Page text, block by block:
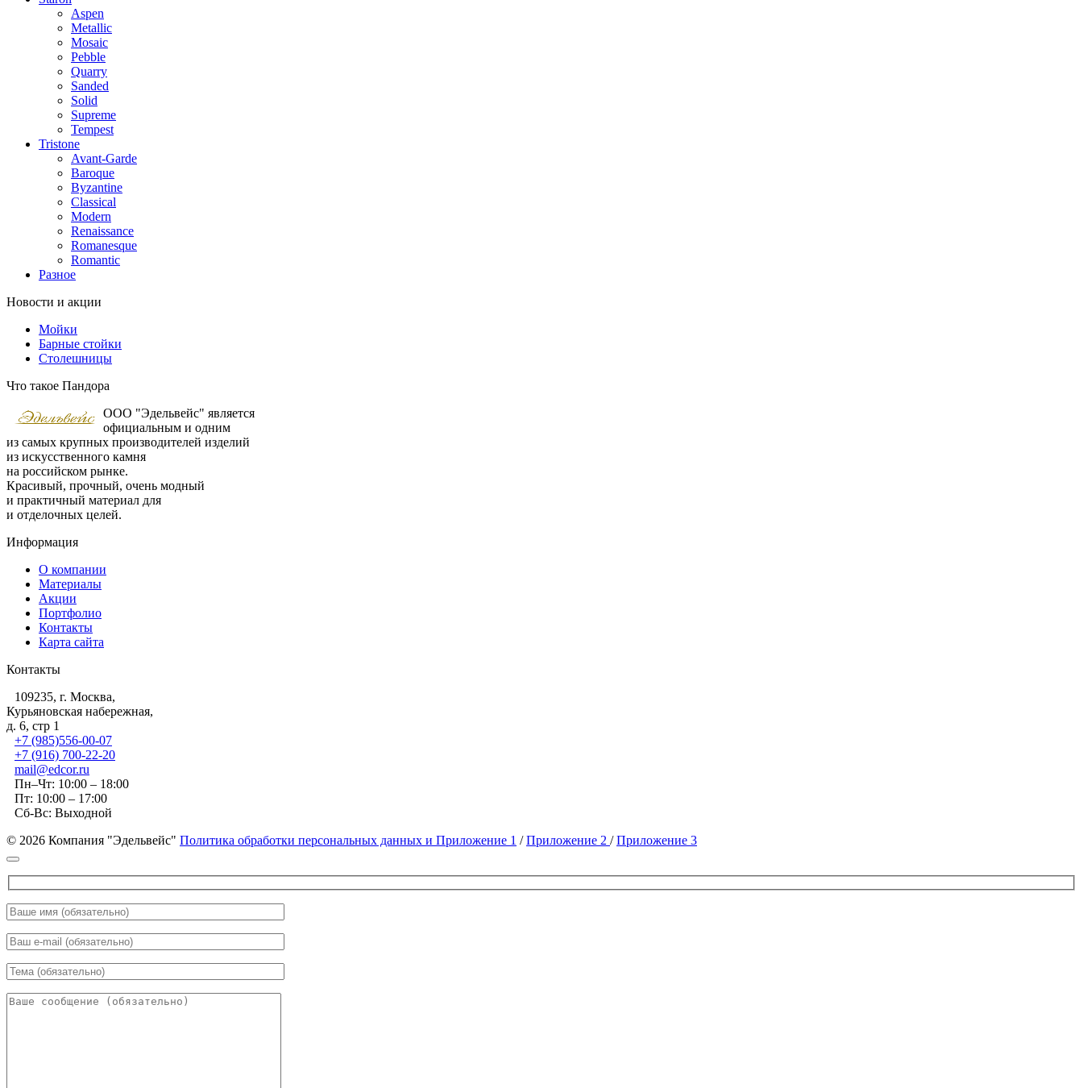
Aspen
Metallic
Mosaic
Pebble
Quarry
Sanded
Solid
Supreme
Tempest
Tristone
Avant-Garde
Baroque
Byzantine
Classical
Modern
Renaissance
Romanesque
Romantic
Разное
Новости и акции
Мойки
Барные стойки
Столешницы
Что такое Пандора
ООО "Эдельвейс" является
официальным и одним
из самых крупных производителей изделий
из искусственного камня
на российском рынке.
Красивый, прочный, очень модный
и практичный материал для
и отделочных целей.
Информация
О компании
Материалы
Акции
Портфолио
Контакты
Карта сайта
Контакты
109235, г. Москва,
Курьяновская набережная,
д. 6, стр 1
+7 (985)556-00-07
+7 (916) 700-22-20
mail@edcor.ru
Пн–Чт: 10:00 – 18:00
Пт: 10:00 – 17:00
Сб-Вс: Выходной
© 2026 Компания "Эдельвейс" Политика обработки персональных данных и Приложение 1 /Приложение 2 /Приложение 3